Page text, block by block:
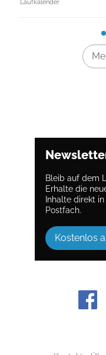
Laufkalender
Bleib auf dem
Erhalte die
Inhalte direkt
Postfach.
Kostenlos